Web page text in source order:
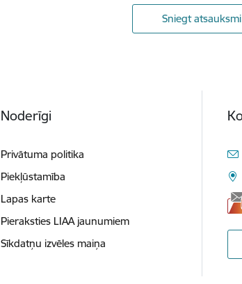
Sniegt atsauksmi
Noderīgi
Privātuma politika
Piekļūstamība
Lapas karte
Pieraksties LIAA jaunumiem
Sīkdatņu izvēles maiņa